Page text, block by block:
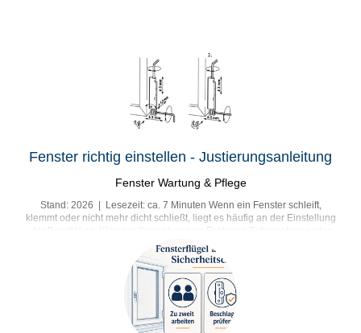
Fenster richtig einstellen - Justierungsanleitung
Fenster Wartung & Pflege
Stand: 2026 | Lesezeit: ca. 7 Minuten Wenn ein Fenster schleift,
klemmt oder nicht mehr dicht schließt, liegt es häufig an der Einstellung
der Beschläge. Kleinere Korrekturen an Ecklager, Scherenlager oder
Anpressdruck können helfen – aber nur, wenn der Flügel intakt ist und
sich sicher bewegen lässt. Kurz erklärt: Stellen Sie ein Fenster nur in
kleinen Schritten nach. Prüfen Sie nach jeder Änderung, ob der Flügel
sauber öffnet, kippt und schließt. Wenn der Flügel schwer ist, Glas
beschädigt ist oder ein...